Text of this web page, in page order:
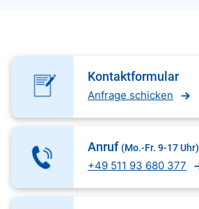
Kontaktformular
Anfrage schicken
Anruf (Mo.-Fr. 9-17 Uhr)
+49 511 93 680 377